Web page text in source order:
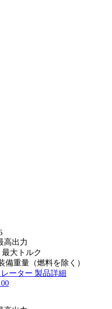
高出力
最大トルク
備重量（燃料を除く）
ーター 製品詳細